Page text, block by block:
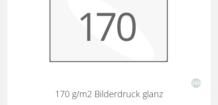
170 g/m2 Bilderdruck glanz